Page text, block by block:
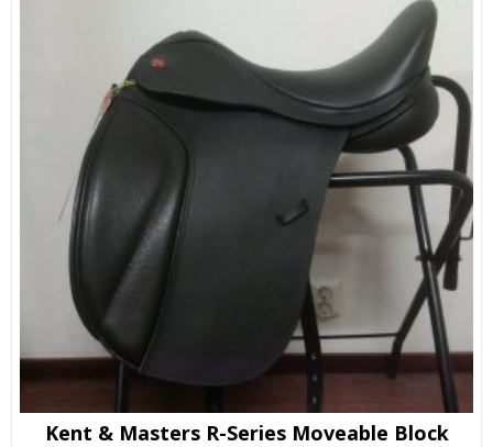
Kent & Masters R-Series Moveable Block